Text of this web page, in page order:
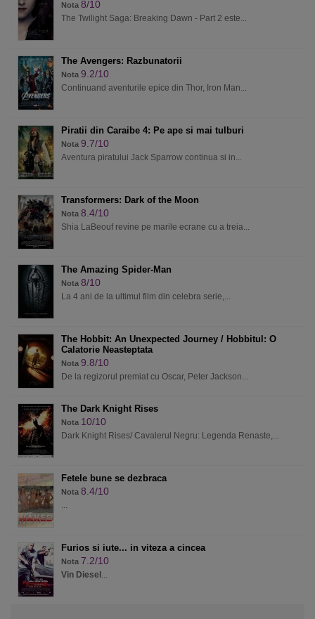
Nota 8/10
The Twilight Saga: Breaking Dawn - Part 2 este...
The Avengers: Razbunatorii
Nota 9.2/10
Continuand aventurile epice din Thor, Iron Man...
Piratii din Caraibe 4: Pe ape si mai tulburi
Nota 9.7/10
Aventura piratului Jack Sparrow continua si in...
Transformers: Dark of the Moon
Nota 8.4/10
Shia LaBeouf revine pe marile ecrane cu a treia...
The Amazing Spider-Man
Nota 8/10
La 4 ani de la ultimul film din celebra serie,...
The Hobbit: An Unexpected Journey / Hobbitul: O
Calatorie Neasteptata
Nota 9.8/10
De la regizorul premiat cu Oscar, Peter Jackson...
The Dark Knight Rises
Nota 10/10
Dark Knight Rises/ Cavalerul Negru: Legenda Renaste,...
Fetele bune se dezbraca
Nota 8.4/10
...
Furios si iute... in viteza a cincea
Nota 7.2/10
Vin Diesel ...